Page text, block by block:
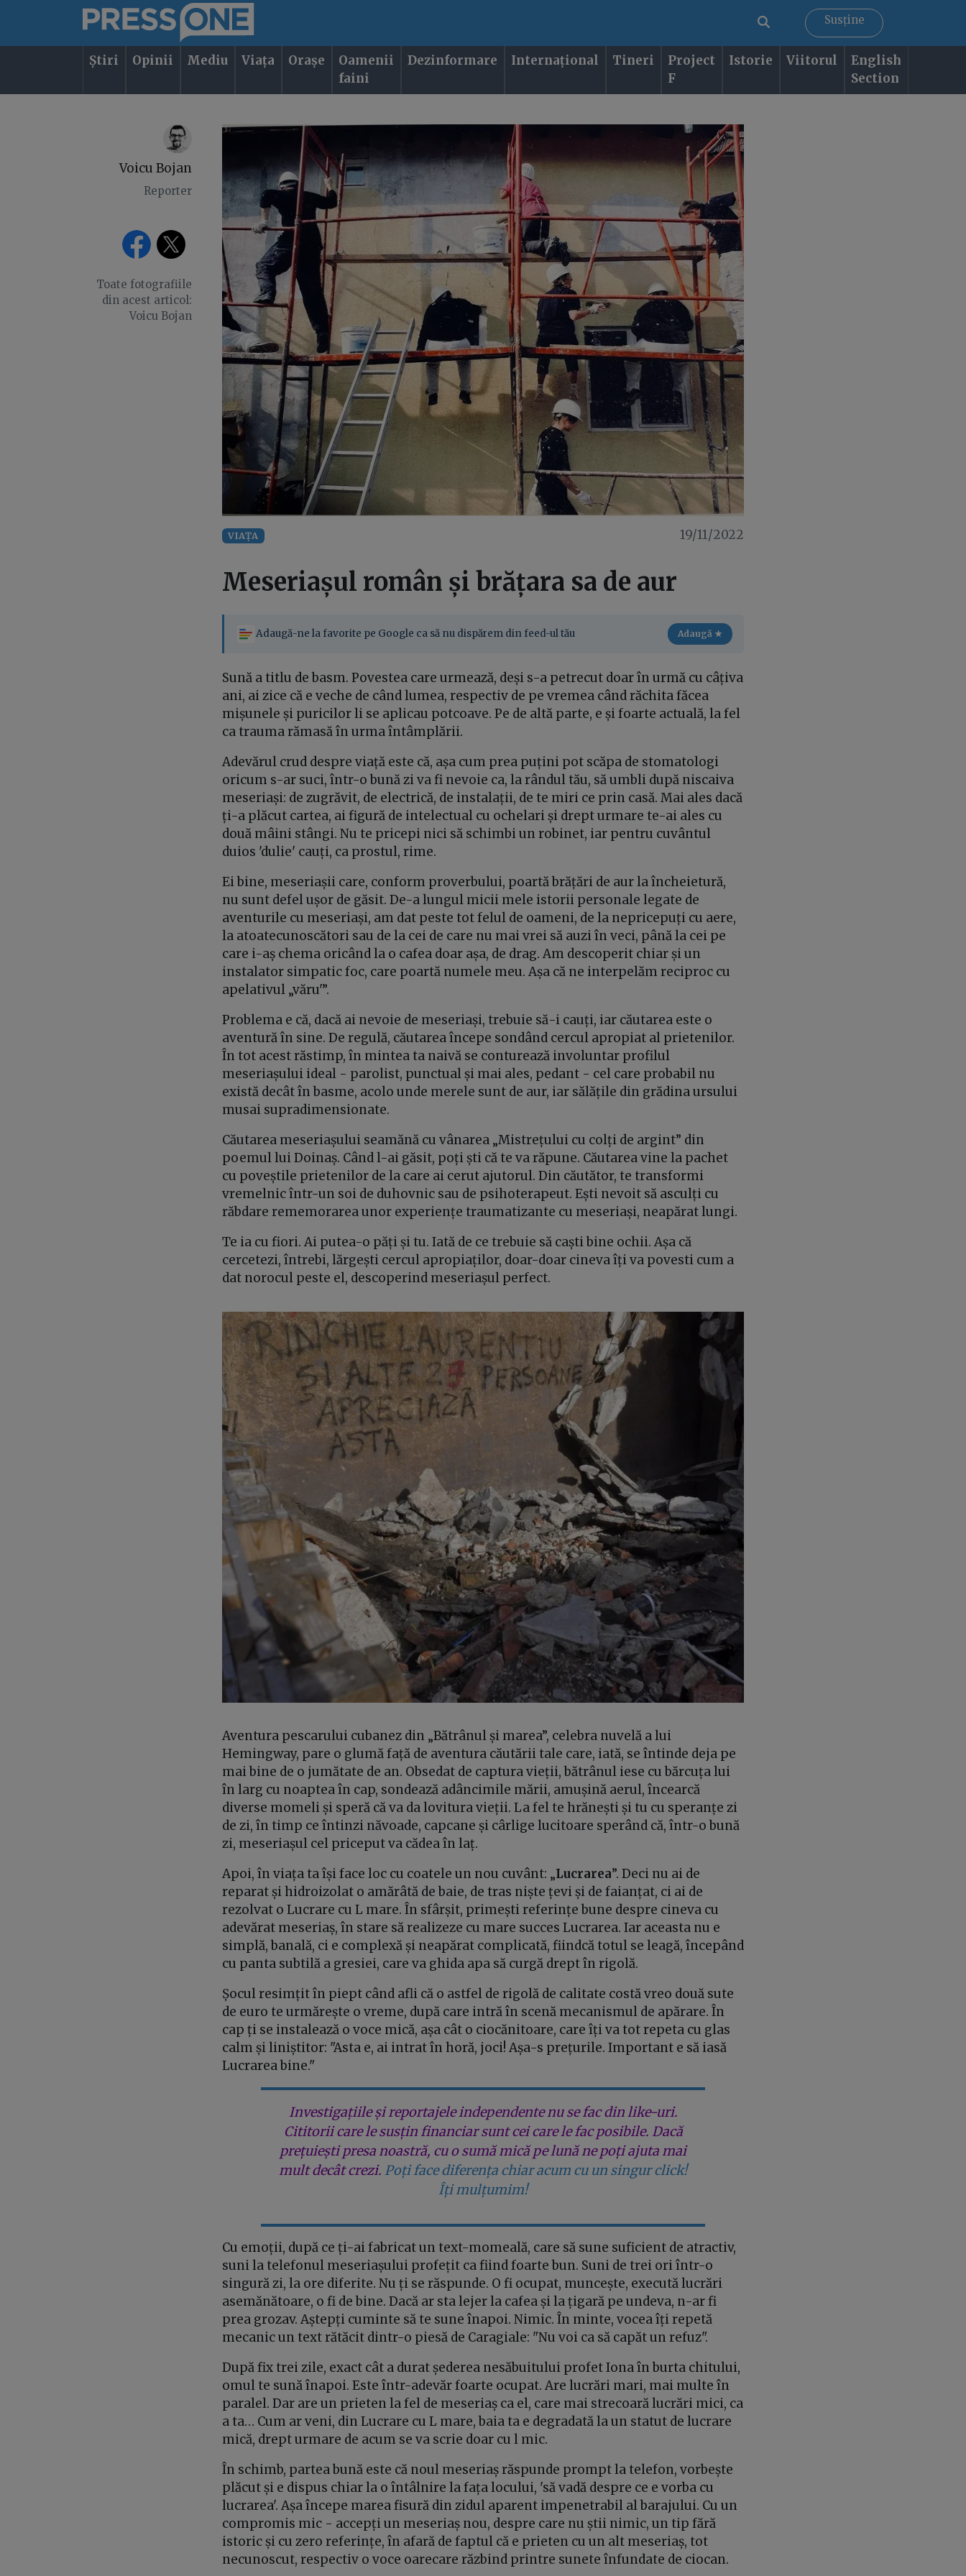
Susține
Știri Opinii Mediu Viața Orașe
Oamenii
faini
Dezinformare Internațional Tineri
Project
F
Istorie Viitorul
English
Section
Voicu Bojan
Reporter
Toate fotografiile
din acest articol:
Voicu Bojan
VIAȚA 19/11/2022
Meseriașul român și brățara sa de aur
Adaugă-ne la favorite pe Google ca să nu dispărem din feed-ul tău Adaugă ★
Sună a titlu de basm. Povestea care urmează, deși s-a petrecut doar în urmă cu câțiva
ani, ai zice că e veche de când lumea, respectiv de pe vremea când răchita făcea
mișunele și puricilor li se aplicau potcoave. Pe de altă parte, e și foarte actuală, la fel
ca trauma rămasă în urma întâmplării.
Adevărul crud despre viață este că, așa cum prea puțini pot scăpa de stomatologi
oricum s-ar suci, într-o bună zi va fi nevoie ca, la rândul tău, să umbli după niscaiva
meseriași: de zugrăvit, de electrică, de instalații, de te miri ce prin casă. Mai ales dacă
ți-a plăcut cartea, ai figură de intelectual cu ochelari și drept urmare te-ai ales cu
două mâini stângi. Nu te pricepi nici să schimbi un robinet, iar pentru cuvântul
duios 'dulie' cauți, ca prostul, rime.
Ei bine, meseriașii care, conform proverbului, poartă brățări de aur la încheietură,
nu sunt defel ușor de găsit. De-a lungul micii mele istorii personale legate de
aventurile cu meseriași, am dat peste tot felul de oameni, de la nepricepuți cu aere,
la atoatecunoscători sau de la cei de care nu mai vrei să auzi în veci, până la cei pe
care i-aș chema oricând la o cafea doar așa, de drag. Am descoperit chiar și un
instalator simpatic foc, care poartă numele meu. Așa că ne interpelăm reciproc cu
apelativul „văru'”.
Problema e că, dacă ai nevoie de meseriași, trebuie să-i cauți, iar căutarea este o
aventură în sine. De regulă, căutarea începe sondând cercul apropiat al prietenilor.
În tot acest răstimp, în mintea ta naivă se conturează involuntar profilul
meseriașului ideal - parolist, punctual și mai ales, pedant - cel care probabil nu
există decât în basme, acolo unde merele sunt de aur, iar sălățile din grădina ursului
musai supradimensionate.
Căutarea meseriașului seamănă cu vânarea „Mistrețului cu colți de argint” din
poemul lui Doinaș. Când l-ai găsit, poți ști că te va răpune. Căutarea vine la pachet
cu poveștile prietenilor de la care ai cerut ajutorul. Din căutător, te transformi
vremelnic într-un soi de duhovnic sau de psihoterapeut. Ești nevoit să asculți cu
răbdare rememorarea unor experiențe traumatizante cu meseriași, neapărat lungi.
Te ia cu fiori. Ai putea-o păți și tu. Iată de ce trebuie să caști bine ochii. Așa că
cercetezi, întrebi, lărgești cercul apropiaților, doar-doar cineva îți va povesti cum a
dat norocul peste el, descoperind meseriașul perfect.
Aventura pescarului cubanez din „Bătrânul și marea”, celebra nuvelă a lui
Hemingway, pare o glumă față de aventura căutării tale care, iată, se întinde deja pe
mai bine de o jumătate de an. Obsedat de captura vieții, bătrânul iese cu bărcuța lui
în larg cu noaptea în cap, sondează adâncimile mării, amușină aerul, încearcă
diverse momeli și speră că va da lovitura vieții. La fel te hrănești și tu cu speranțe zi
de zi, în timp ce întinzi năvoade, capcane și cârlige lucitoare sperând că, într-o bună
zi, meseriașul cel priceput va cădea în laț.
Apoi, în viața ta își face loc cu coatele un nou cuvânt: „Lucrarea”. Deci nu ai de
reparat și hidroizolat o amărâtă de baie, de tras niște țevi și de faianțat, ci ai de
rezolvat o Lucrare cu L mare. În sfârșit, primești referințe bune despre cineva cu
adevărat meseriaș, în stare să realizeze cu mare succes Lucrarea. Iar aceasta nu e
simplă, banală, ci e complexă și neapărat complicată, fiindcă totul se leagă, începând
cu panta subtilă a gresiei, care va ghida apa să curgă drept în rigolă.
Șocul resimțit în piept când afli că o astfel de rigolă de calitate costă vreo două sute
de euro te urmărește o vreme, după care intră în scenă mecanismul de apărare. În
cap ți se instalează o voce mică, așa cât o ciocănitoare, care îți va tot repeta cu glas
calm și liniștitor: "Asta e, ai intrat în horă, joci! Așa-s prețurile. Important e să iasă
Lucrarea bine."
Investigațiile și reportajele independente nu se fac din like-uri.
Cititorii care le susțin financiar sunt cei care le fac posibile. Dacă
prețuiești presa noastră, cu o sumă mică pe lună ne poți ajuta mai
mult decât crezi. Poți face diferența chiar acum cu un singur click!
Îți mulțumim!
Cu emoții, după ce ți-ai fabricat un text-momeală, care să sune suficient de atractiv,
suni la telefonul meseriașului profețit ca fiind foarte bun. Suni de trei ori într-o
singură zi, la ore diferite. Nu ți se răspunde. O fi ocupat, muncește, execută lucrări
asemănătoare, o fi de bine. Dacă ar sta lejer la cafea și la țigară pe undeva, n-ar fi
prea grozav. Aștepți cuminte să te sune înapoi. Nimic. În minte, vocea îți repetă
mecanic un text rătăcit dintr-o piesă de Caragiale: "Nu voi ca să capăt un refuz".
După fix trei zile, exact cât a durat șederea nesăbuitului profet Iona în burta chitului,
omul te sună înapoi. Este într-adevăr foarte ocupat. Are lucrări mari, mai multe în
paralel. Dar are un prieten la fel de meseriaș ca el, care mai strecoară lucrări mici, ca
a ta… Cum ar veni, din Lucrare cu L mare, baia ta e degradată la un statut de lucrare
mică, drept urmare de acum se va scrie doar cu l mic.
În schimb, partea bună este că noul meseriaș răspunde prompt la telefon, vorbește
plăcut și e dispus chiar la o întâlnire la fața locului, 'să vadă despre ce e vorba cu
lucrarea'. Așa începe marea fisură din zidul aparent impenetrabil al barajului. Cu un
compromis mic - accepți un meseriaș nou, despre care nu știi nimic, un tip fără
istoric și cu zero referințe, în afară de faptul că e prieten cu un alt meseriaș, tot
necunoscut, respectiv o voce oarecare răzbind printre sunete înfundate de ciocan.